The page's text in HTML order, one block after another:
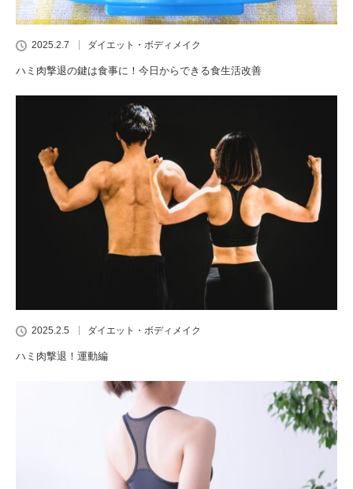
2025.2.7 ダイエット・ボディメイク
ハミ肉撃退の鍵は食事に！今日からできる食生活改善
2025.2.5 ダイエット・ボディメイク
ハミ肉撃退！運動編